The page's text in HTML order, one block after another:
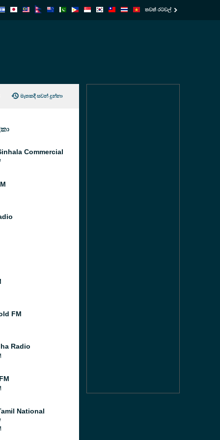
තවත් රටවල්
මෑතකදී සවන් දුන්නා
Commercial
FM
Radio
National